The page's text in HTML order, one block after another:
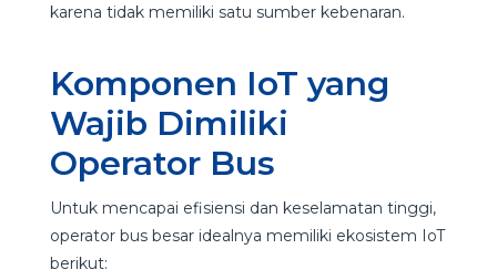
karena tidak memiliki satu sumber kebenaran.
Komponen IoT yang
Wajib Dimiliki
Operator Bus
Untuk mencapai efisiensi dan keselamatan tinggi,
operator bus besar idealnya memiliki ekosistem IoT
berikut: